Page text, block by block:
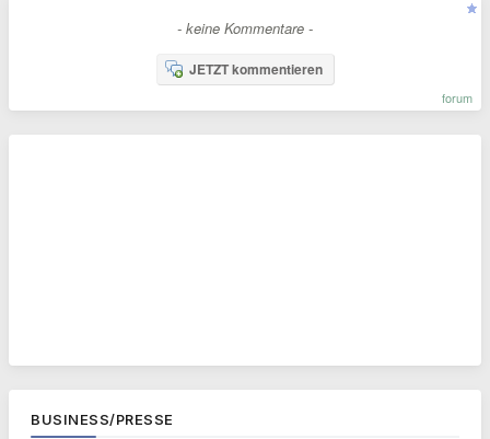
- keine Kommentare -
JETZT kommentieren
forum
BUSINESS/PRESSE